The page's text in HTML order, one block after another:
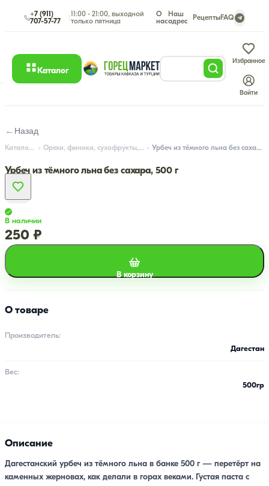
+7 (911)
707-57-77
11:00 - 21:00, выходной
только пятница
О
нас
Наш
адрес
РецептыFAQ
Каталог
Избранное
Войти
← Назад
Каталог Орехи, финики, сухофрукты, мёд Урбеч из тёмного льна без сахара, 500 г
Урбеч из тёмного льна без сахара, 500 г
В наличии
250 ₽
В корзину
О товаре
Производитель:
Дагестан
Вес:
500гр
Описание
Дагестанский урбеч из тёмного льна в банке 500 г — перетёрт на
каменных жерновах, как делали в горах веками. Густая паста с